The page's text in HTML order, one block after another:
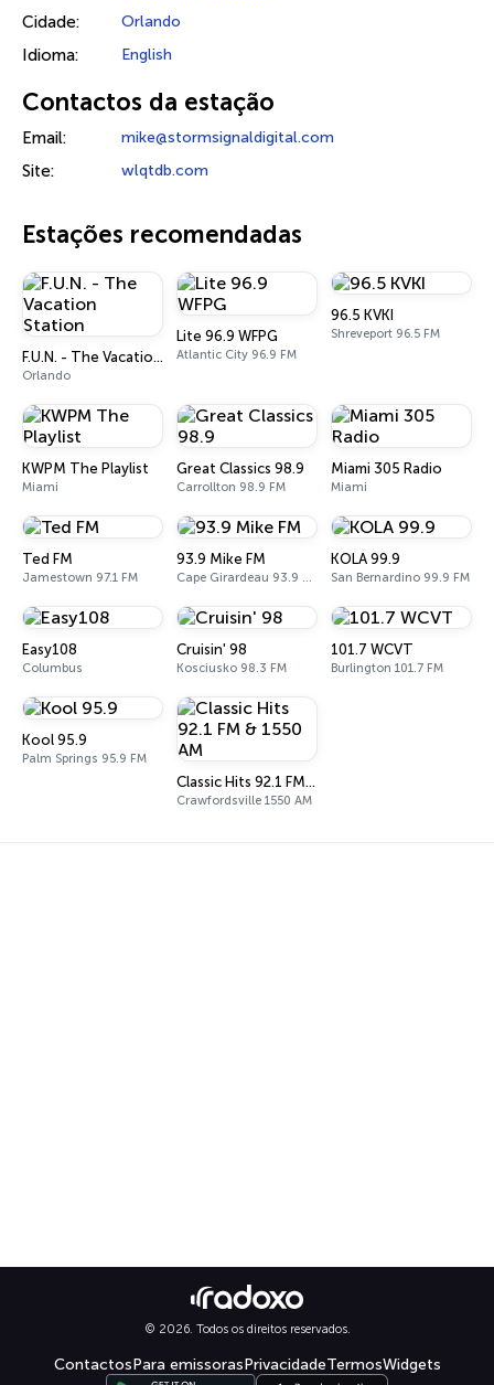
Cidade: Orlando
Idioma: English
Contactos da estação
Email: mike@stormsignaldigital.com
Site: wlqtdb.com
Estações recomendadas
F.U.N. - The Vacation Station
Orlando
Lite 96.9 WFPG
Atlantic City 96.9 FM
96.5 KVKI
Shreveport 96.5 FM
KWPM The Playlist
Miami
Great Classics 98.9
Carrollton 98.9 FM
Miami 305 Radio
Miami
Ted FM
Jamestown 97.1 FM
93.9 Mike FM
Cape Girardeau 93.9 FM
KOLA 99.9
San Bernardino 99.9 FM
Easy108
Columbus
Cruisin' 98
Kosciusko 98.3 FM
101.7 WCVT
Burlington 101.7 FM
Kool 95.9
Palm Springs 95.9 FM
Classic Hits 92.1 FM & 1550 AM
Crawfordsville 1550 AM
© 2026. Todos os direitos reservados.
ContactosPara emissorasPrivacidadeTermosWidgets